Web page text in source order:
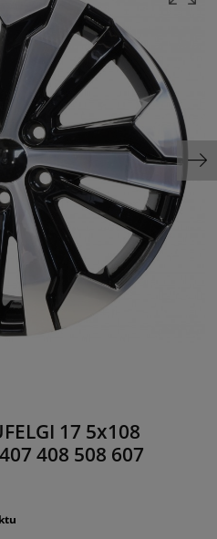
17 5x108
408 508 607